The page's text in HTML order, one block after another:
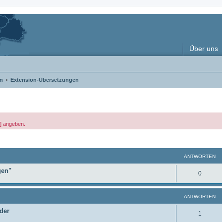
Über uns
Extension-Übersetzungen
angeben.
ANTWORTEN
0A
n
t
ANTWORTEN
1